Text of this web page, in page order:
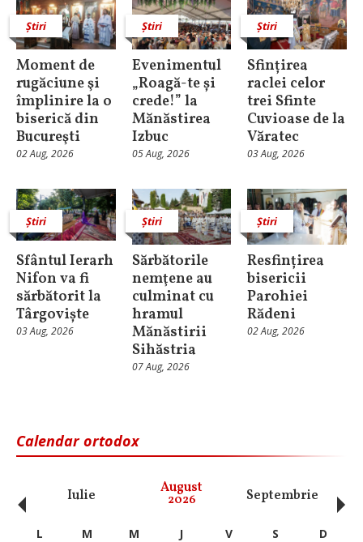
Știri
Moment de
rugăciune şi
împlinire la o
biserică din
Bucureşti
02 Aug, 2026
Știri
Evenimentul
„Roagă-te și
crede!” la
Mănăstirea
Izbuc
05 Aug, 2026
Știri
Sfințirea
raclei celor
trei Sfinte
Cuvioase de la
Văratec
03 Aug, 2026
Știri
Sfântul Ierarh
Nifon va fi
sărbătorit la
Târgoviște
03 Aug, 2026
Știri
Sărbătorile
nemţene au
culminat cu
hramul
Mănăstirii
Sihăstria
07 Aug, 2026
Știri
Resfințirea
bisericii
Parohiei
Rădeni
02 Aug, 2026
Calendar ortodox
Iulie August
2026 Septembrie
‹ L M M J V S
D